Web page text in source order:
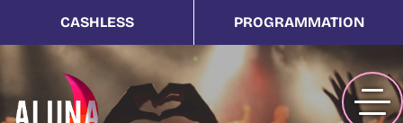
CASHLESS PROGRAMMATION